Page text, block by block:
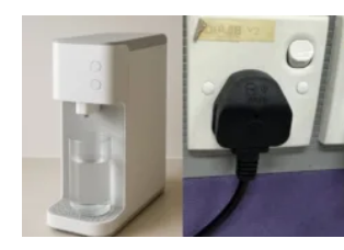
Casa Impiana
Impiana MakeOver
Lahar Dekor
Sembang Dekor
Sembang Laman
Tip Impiana